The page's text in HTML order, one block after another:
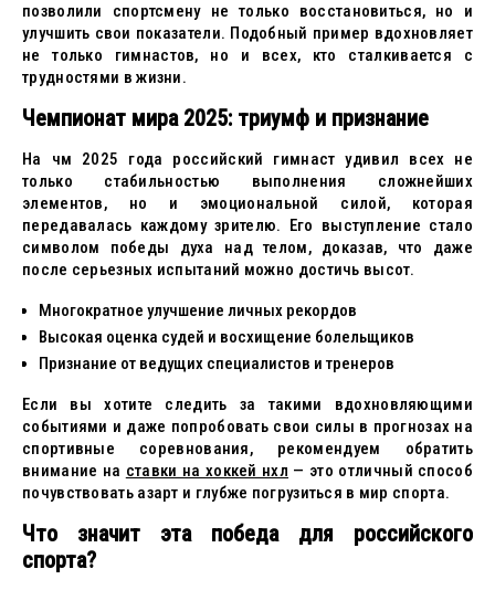
позволили спортсмену не только восстановиться, но и
улучшить свои показатели. Подобный пример вдохновляет
не только гимнастов, но и всех, кто сталкивается с
трудностями в жизни.
Чемпионат мира 2025: триумф и признание
На чм 2025 года российский гимнаст удивил всех не
только стабильностью выполнения сложнейших
элементов, но и эмоциональной силой, которая
передавалась каждому зрителю. Его выступление стало
символом победы духа над телом, доказав, что даже
после серьезных испытаний можно достичь высот.
Многократное улучшение личных рекордов
Высокая оценка судей и восхищение болельщиков
Признание от ведущих специалистов и тренеров
Если вы хотите следить за такими вдохновляющими
событиями и даже попробовать свои силы в прогнозах на
спортивные соревнования, рекомендуем обратить
внимание на ставки на хоккей нхл — это отличный способ
почувствовать азарт и глубже погрузиться в мир спорта.
Что значит эта победа для российского
спорта?